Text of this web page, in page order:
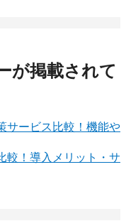
が掲載されて
サービス比較！機能や
較！導入メリット・サ